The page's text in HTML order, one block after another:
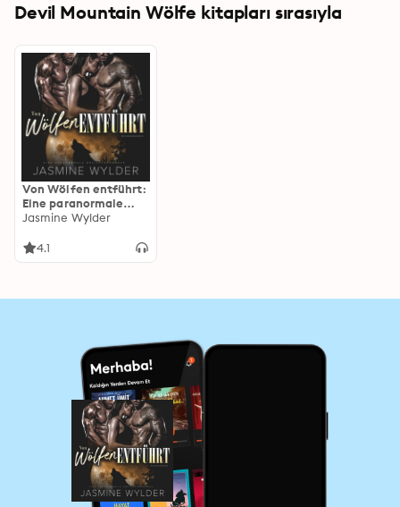
Devil Mountain Wölfe kitapları sırasıyla
Von Wölfen entführt:
Eine paranormale
Dreiecksromanze
Jasmine Wylder
4.1